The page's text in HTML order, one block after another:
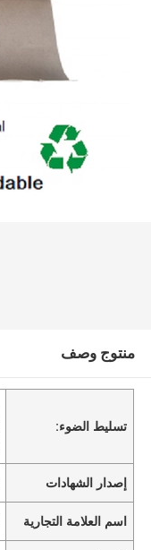
منتوج وصف
تسليط الضوء:
إصدار الشهادات
اسم العلامة التجارية